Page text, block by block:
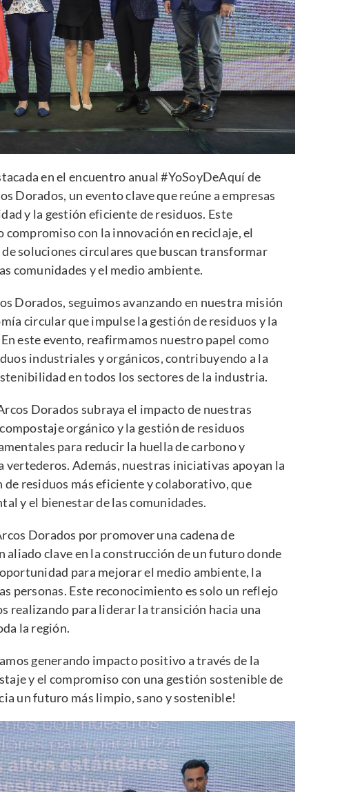
en el encuentro anual #YoSoyDeAquí de
Dorados, un evento clave que reúne a empresas
y la gestión eficiente de residuos. Este
con la innovación en reciclaje, el
soluciones circulares que buscan transformar
comunidades y el medio ambiente.
Dorados, seguimos avanzando en nuestra misión
circular que impulse la gestión de residuos y la
este evento, reafirmamos nuestro papel como
industriales y orgánicos, contribuyendo a la
en todos los sectores de la industria.
Dorados subraya el impacto de nuestras
orgánico y la gestión de residuos
para reducir la huella de carbono y
vertederos. Además, nuestras iniciativas apoyan la
de residuos más eficiente y colaborativo, que
y el bienestar de las comunidades.
Dorados por promover una cadena de
clave en la construcción de un futuro donde
para mejorar el medio ambiente, la
personas. Este reconocimiento es solo un reflejo
realizando para liderar la transición hacia una
la región.
generando impacto positivo a través de la
y el compromiso con una gestión sostenible de
un futuro más limpio, sano y sostenible!